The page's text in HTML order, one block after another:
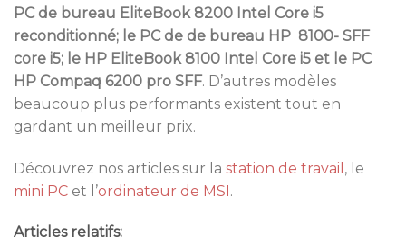
PC de bureau EliteBook 8200 Intel Core i5
reconditionné; le PC de de bureau HP 8100- SFF
core i5; le HP EliteBook 8100 Intel Core i5 et le PC
HP Compaq 6200 pro SFF. D’autres modèles
beaucoup plus performants existent tout en
gardant un meilleur prix.
Découvrez nos articles sur la station de travail , le
mini PC et l’ordinateur de MSI.
Articles relatifs: